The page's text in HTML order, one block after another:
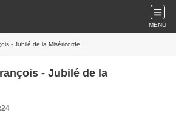
MENU
- Jubilé de la Miséricorde
Jubilé de la